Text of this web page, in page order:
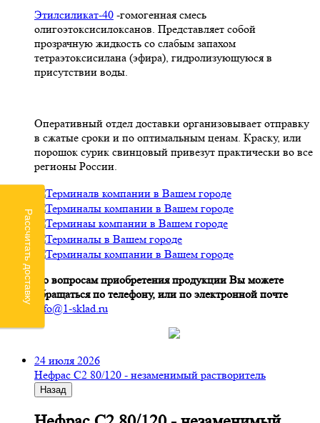
Этилсиликат-40 -гомогенная смесь
олигоэтоксисилоксанов. Представляет собой
прозрачную жидкость со слабым запахом
тетраэтоксисилана (эфира), гидролизующуюся в
присутствии воды.
Оперативный отдел доставки организовывает отправку
в сжатые сроки и по оптимальным ценам. Краску, или
порошок сурик свинцовый привезут практически во все
регионы России.
По вопросам приобретения продукции Вы можете
обращаться по телефону, или по электронной почте
info@1-sklad.ru
24 июля 2026
Нефрас С2 80/120 - незаменимый растворитель
Назад
Рассчитать доставку